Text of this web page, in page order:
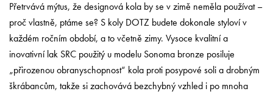
Přetrvává mýtus, že designová kola by se v zimě neměla používat –
proč vlastně, ptáme se? S koly DOTZ budete dokonale styloví v
každém ročním období, a to včetně zimy. Vysoce kvalitní a
inovativní lak SRC použitý u modelu Sonoma bronze posiluje
„přirozenou obranyschopnost“ kola proti posypové soli a drobným
škrábancům, takže si zachovává bezchybný vzhled i po mnoha